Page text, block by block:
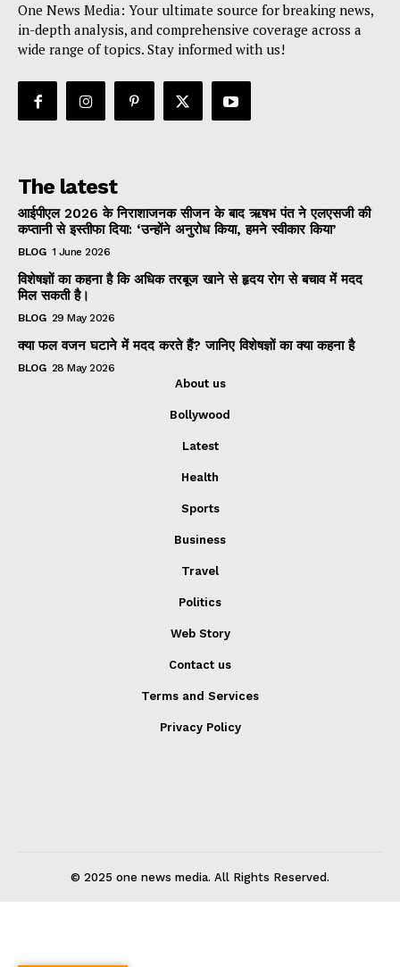
One News Media: Your ultimate source for breaking news,
in-depth analysis, and comprehensive coverage across a
wide range of topics. Stay informed with us!
The latest
आईपीएल 2026 के निराशाजनक सीजन के बाद ऋषभ पंत ने एलएसजी की
कप्तानी से इस्तीफा दिया: ‘उन्होंने अनुरोध किया, हमने स्वीकार किया’
BLOG 1 June 2026
विशेषज्ञों का कहना है कि अधिक तरबूज खाने से हृदय रोग से बचाव में मदद
मिल सकती है।
BLOG 29 May 2026
क्या फल वजन घटाने में मदद करते हैं? जानिए विशेषज्ञों का क्या कहना है
BLOG 28 May 2026
About us
Bollywood
Latest
Health
Sports
Business
Travel
Politics
Web Story
Contact us
Terms and Services
Privacy Policy
© 2025 one news media. All Rights Reserved.